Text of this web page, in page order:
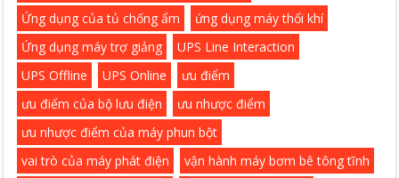
Ứng dụng của tủ chống ẩm
ứng dụng máy thổi khí
Ứng dụng máy trợ giảng
UPS Line Interaction
UPS Offline
UPS Online
ưu điểm
ưu điểm của bộ lưu điện
ưu nhược điểm
ưu nhược điểm của máy phun bột
vai trò của máy phát điện
vận hành máy bơm bê tông tĩnh